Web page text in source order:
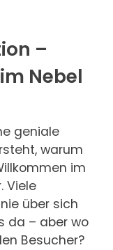
–
Nebel
geniale
warum
im
Viele
über sich
da – aber wo
Besucher?